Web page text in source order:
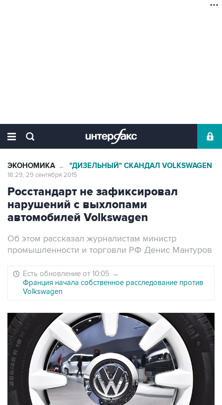
ЭКОНОМИКА → "ДИЗЕЛЬНЫЙ" СКАНДАЛ VOLKSWAGEN
18:29, 29 сентября 2015
Росстандарт не зафиксировал
нарушений с выхлопами
автомобилей Volkswagen
Об этом рассказал журналистам министр
промышленности и торговли РФ Денис Мантуров
Есть обновление от 10:05 →
Франция начала собственное расследование против
Volkswagen